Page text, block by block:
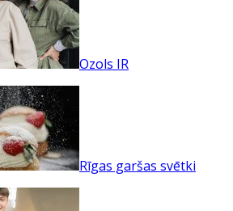
Ozols IR
Rīgas garšas svētki